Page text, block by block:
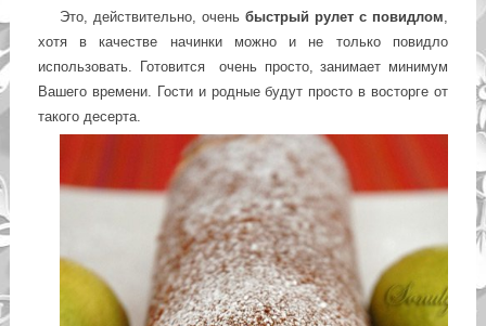
Это, действительно, очень быстрый рулет с повидлом
хотя в качестве начинки можно и не только повидло
использовать. Готовится очень просто, занимает минимум
Вашего времени. Гости и родные будут просто в восторге от
такого десерта.